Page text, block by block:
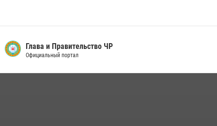
Совета безопасности Чеченской Республики
08 июля 2026, 13:32 3
Глава и Правительство ЧР
Официальный портал